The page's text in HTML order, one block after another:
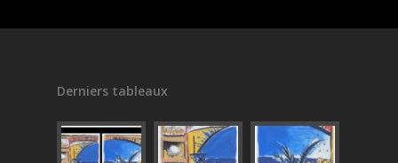
Derniers tableaux